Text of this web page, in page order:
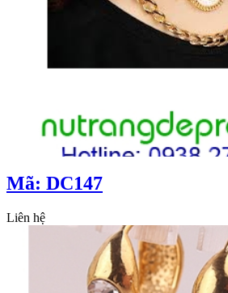
Mã: DC147
Liên hệ